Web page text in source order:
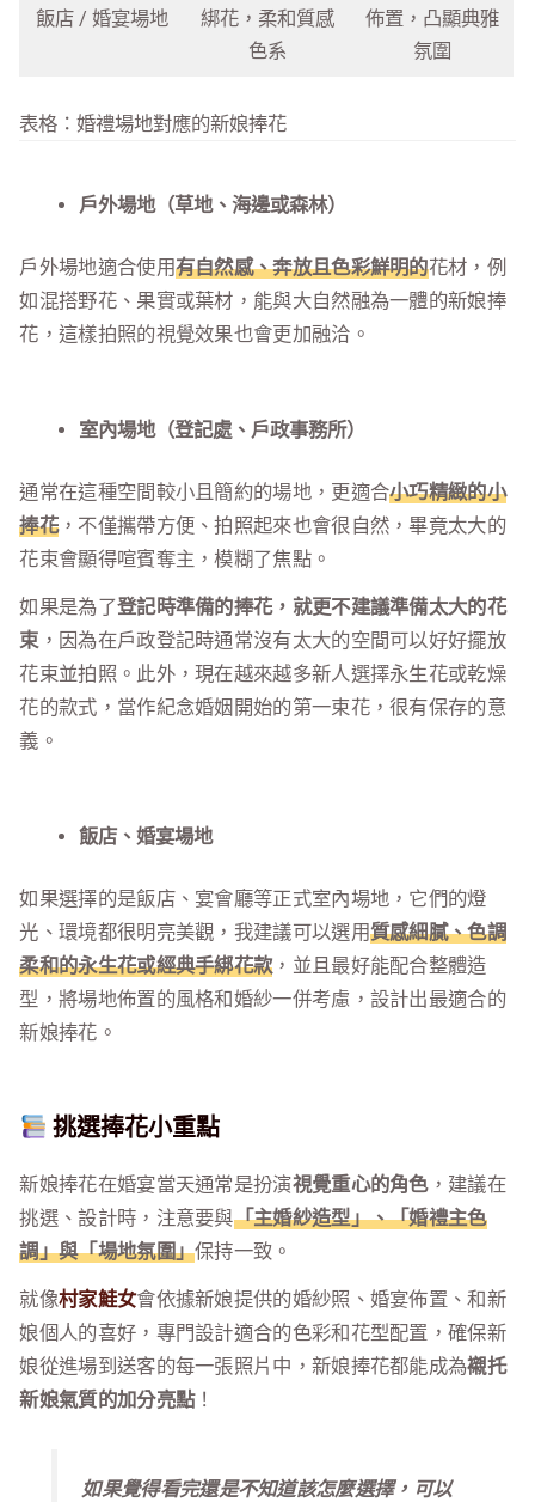
飯店 / 婚宴場地
綁花，柔和質感
色系
佈置，凸顯典雅
氛圍
表格：婚禮場地對應的新娘捧花
戶外場地（草地、海邊或森林）
戶外場地適合使用有自然感、奔放且色彩鮮明的花材，例
如混搭野花、果實或葉材，能與大自然融為一體的新娘捧
花，這樣拍照的視覺效果也會更加融洽。
室內場地（登記處、戶政事務所）
通常在這種空間較小且簡約的場地，更適合小巧精緻的小
捧花，不僅攜帶方便、拍照起來也會很自然，畢竟太大的
花束會顯得喧賓奪主，模糊了焦點。
如果是為了登記時準備的捧花，就更不建議準備太大的花
束，因為在戶政登記時通常沒有太大的空間可以好好擺放
花束並拍照。此外，現在越來越多新人選擇永生花或乾燥
花的款式，當作紀念婚姻開始的第一束花，很有保存的意
義。
飯店、婚宴場地
如果選擇的是飯店、宴會廳等正式室內場地，它們的燈
光、環境都很明亮美觀，我建議可以選用質感細膩、色調
柔和的永生花或經典手綁花款 ，並且最好能配合整體造
型，將場地佈置的風格和婚紗一併考慮，設計出最適合的
新娘捧花。
挑選捧花小重點
新娘捧花在婚宴當天通常是扮演視覺重心的角色，建議在
挑選、設計時，注意要與「主婚紗造型」、「婚禮主色
調」與「場地氛圍」保持一致。
就像村家鮭女會依據新娘提供的婚紗照、婚宴佈置、和新
娘個人的喜好，專門設計適合的色彩和花型配置，確保新
娘從進場到送客的每一張照片中，新娘捧花都能成為襯托
新娘氣質的加分亮點！
如果覺得看完還是不知道該怎麼選擇，可以